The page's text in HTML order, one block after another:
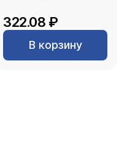
322.08 ₽
В корзину